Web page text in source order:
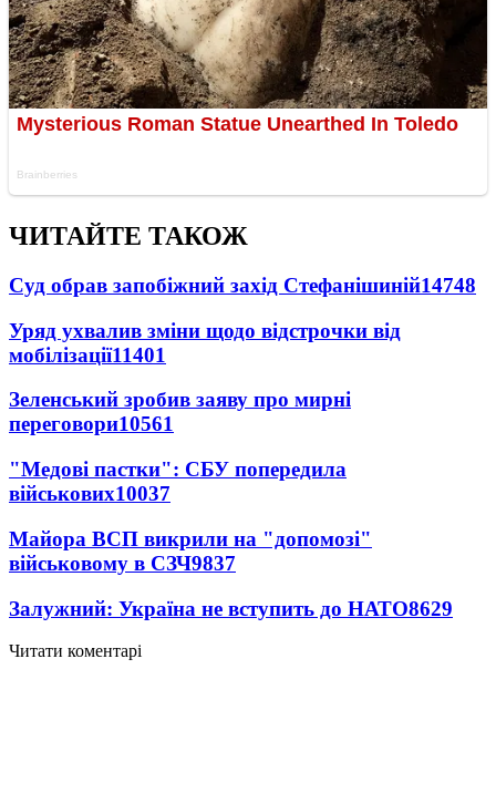
ЧИТАЙТЕ ТАКОЖ
Суд обрав запобіжний захід Стефанішиній14748
Уряд ухвалив зміни щодо відстрочки від
мобілізації11401
Зеленський зробив заяву про мирні
переговори10561
"Медові пастки": СБУ попередила
військових10037
Майора ВСП викрили на "допомозі"
військовому в СЗЧ9837
Залужний: Україна не вступить до НАТО8629
Читати коментарі